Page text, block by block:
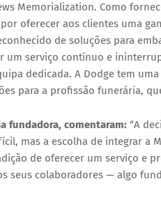
Memorialization. Como
oferecer aos clientes uma
de soluções para
um serviço contínuo e
dedicada. A Dodge tem
para a profissão funerária,
fundadora, comentaram: “A
mas a escolha de integrar a
de oferecer um serviço e
seus colaboradores — algo